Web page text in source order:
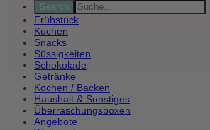
Frühstück
Kuchen
Snacks
Süssigkeiten
Schokolade
Getränke
Kochen / Backen
Haushalt & Sonstiges
Überraschungsboxen
Angebote